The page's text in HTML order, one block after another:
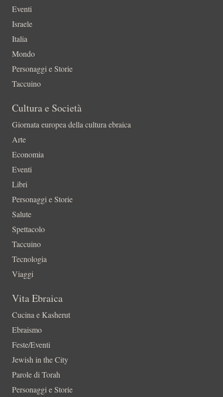
Eventi
Israele
Italia
Mondo
Personaggi e Storie
Taccuino
Cultura e Società
Giornata europea della cultura ebraica
Arte
Economia
Eventi
Libri
Personaggi e Storie
Salute
Spettacolo
Taccuino
Tecnologia
Viaggi
Vita Ebraica
Cucina e Kasherut
Ebraismo
Feste/Eventi
Jewish in the City
Parole di Torah
Personaggi e Storie